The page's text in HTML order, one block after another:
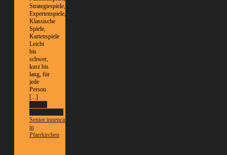
Strategiespiele,
Expertenspiele,
Klassische
Spiele,
Kartenspiele
Leicht
bis
schwer,
kurz bis
lang, für
jede
Person
[...]
Senior:innencafé
in
Pfarrkirchen